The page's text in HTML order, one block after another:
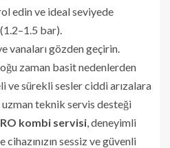
edin ve ideal seviyede
bar).
vanaları gözden geçirin.
zaman basit nedenlerden
ve sürekli sesler ciddi arızalara
teknik servis desteği
kombi servisi , deneyimli
sessiz ve güvenli